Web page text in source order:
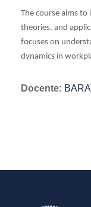
The course aims
theories, and
focuses on
dynamics in
Docente: